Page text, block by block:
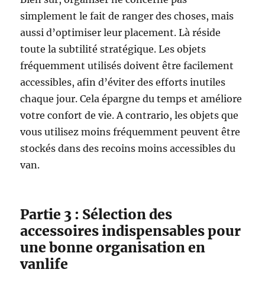
simplement le fait de ranger des choses, mais
aussi d’optimiser leur placement. Là réside
toute la subtilité stratégique. Les objets
fréquemment utilisés doivent être facilement
accessibles, afin d’éviter des efforts inutiles
chaque jour. Cela épargne du temps et améliore
votre confort de vie. A contrario, les objets que
vous utilisez moins fréquemment peuvent être
stockés dans des recoins moins accessibles du
van.
Partie 3 : Sélection des
accessoires indispensables pour
une bonne organisation en
vanlife